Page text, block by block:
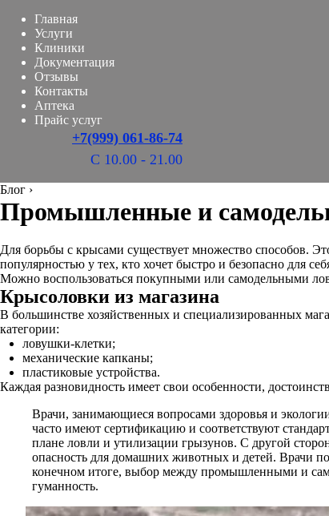
Главная
Услуги
Клиники
Документация
Отзывы
Контакты
Аптека
Прайс услуг
+7(999) 061-86-74
С 10.00 - 21.00
Блог ›
Промышленные и
Для борьбы с крысами существует множество способов.
популярностью у тех, кто хочет быстро и безопасно для
Можно воспользоваться покупными или самодельными
Крысоловки из магазина
В большинстве хозяйственных и специализированных
категории:
ловушки-клетки;
механические капканы;
пластиковые устройства.
Каждая разновидность имеет свои особенности,
Врачи, занимающиеся вопросами здоровья и
часто имеют сертификацию и соответствуют
плане ловли и утилизации грызунов. С другой
опасность для домашних животных и детей. Врачи
конечном итоге, выбор между промышленными и
гуманность.